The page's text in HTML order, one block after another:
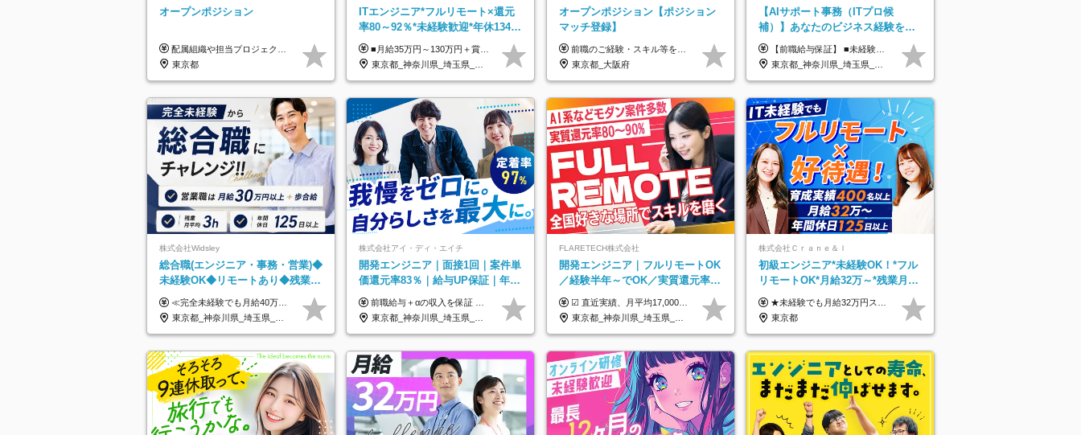
オープンポジション
配属組織や担当プロジェクトにより異なります。 ▼参考情報 ----------------------- 年俸650万～（1/12を月々支給） ※経験、能力を考慮の上、当社規定により優遇いたします。 ※時間外、休日出勤、深夜手当に対する賃金も基本年俸に含みます。
東京都
ITエンジニア*フルリモート×還元
率80～92％*未経験歓迎*年休134日
*月給35万～*定着率100%
■月給35万円～130万円＋賞与年2回＋各種手当 ※システムエンジニアの経験をお持ちの方は月給41万円以上＋賞与年2回（108万円～）＋手当 ■単価（年収）アップのチャンスは最大年12回 ※残業代は1分単位で100％全額支給。サービス残業などは一切ありません ※試用期間6ヵ月（試用期間中の待遇・給与に差はありません）
東京都_神奈川県_埼玉県_千葉県_大阪府_愛知県_北海道_青森県_岩手県_宮城県_秋田県_山形県_福島県_茨城県_栃木県_群馬県_新潟県_山梨県_長野県_富山県_石川県_福井県_静岡県_岐阜県_三重県_兵庫県_京都府_滋賀県_奈良県_和歌山県_広島県_岡山県_鳥取県_島根県_山口県_徳島県_香川県_愛媛県_高知県_福岡県_熊本県_佐賀県_長崎県_大分県_宮崎県_鹿児島県_沖縄県
オープンポジション【ポジション
マッチ登録】
前職のご経験・スキル等を考慮して決定します。
東京都_大阪府
【AIサポート事務（ITプロ候
補）】あなたのビジネス経験をAI
業界で活かす◆IT未経験OK◆目指
せるコンサル
【前職給与保証】 ■未経験者： 月給30万円～35万円 ■ローキャリア（経験目安1年程度）： 月給35万円～40万円 ■経験者（経験目安3年以上）： 月給40万円～60万円 ■即戦力（経験目安5年以上）： 月給45万円～80万円 ※上記金額には固定残業代30時間分 【未経験者5万5000円～7万3000円、 ローキャリア6万4000円～7万3000円、 経験者5万8000円～10万9000円、 即戦力8万2000円～14万5000円】を含みます。 ※30時間を超える場合は追加で全額支給します。 ※経験・能力・前職給与などを総合的に評価したうえでご納得いただけるよう個別決定。 未経験者の場合、前職給与とポテンシャルを査定のうえ決定いたします。 ※日本国内でのIT業界経験、または同等の実務経験と能力に応じて決定します。 ※前職給与は日本円かつ、日本国内での実績に基づき評価します。 【納得の評価システム】 ★クォーター毎に査定する評価制度導入！ 明確な評価基準で翌年度年収を上げましょう！ ★評価対象期間に在籍中のほとんどの社員が昇給し 年収アップを実現しています！ ★様々なインセンティブ制度を用意し多角的に正当評価しています！ ※試用期間6カ月（期間中の待遇等に差異なし）
東京都_神奈川県_埼玉県_千葉県
株式会社Widsley
総合職(エンジニア・事務・営業)◆
未経験OK◆リモートあり◆残業月
3h◆服装髪型自由
≪完全未経験でも月給40万円以上も可能です！≫ -------------- 【1】ITエンジニア 月給26万円～50万円＋プロジェクト手当＋資格手当 【2】IT事務、営業事務 月給26万円～50万円＋プロジェクト手当＋資格手当 ≪【1】【2】共通≫ ★上記給与には固定残業代20時間分(月3万719円～)を含みます。残業が超過した場合は、追加支給します(残業は月平均3時間とほぼ発生しません。残業がなくても、固定残業代は支給されます) ★試用期間6ヵ月あり（期間中は月給23万1000円～。固定残業代20時間分3万719円～を含む／超過分は別途支給） -------------- 【3】SES営業、SaaS営業 月給30万円以上＋インセンティブ＋各種手当 ★上記給与には固定残業代45時間分(月7万6967円～)を含みます。残業が超過した場合は、追加支給します(残業は月平均3時間とほぼ発生しません。残業がなくても、固定残業代は支給されます) ★試用期間6ヵ月あり(期間中も給与や福利厚生は同じです)
東京都_神奈川県_埼玉県_千葉県_大阪府_愛知県_北海道_青森県_岩手県_宮城県_秋田県_山形県_福島県_茨城県_栃木県_群馬県_新潟県_山梨県_長野県_富山県_石川県_福井県_静岡県_岐阜県_三重県_兵庫県_京都府_滋賀県_奈良県_和歌山県_広島県_岡山県_鳥取県_島根県_山口県_徳島県_香川県_愛媛県_高知県_福岡県_熊本県_佐賀県_長崎県_大分県_宮崎県_鹿児島県_沖縄県
株式会社アイ・ディ・エイチ
開発エンジニア｜面接1回｜案件単
価還元率83％｜給与UP保証｜年休
140日｜在宅利用率9割｜独立支
援・副業制度
前職給与＋αの収入を保証 月給42万円～120万円＋各種手当＋賞与 給与基準が明確かつ高還元です。 一人ひとりが安定した環境のもと、長く活躍できる職場を目指しています。 ※平均年収650万円 ・還元率83％ ・各種手当について 職能手当／職務手当／資格手当／営業手当 など ※前職での経験・能力、給与などを考慮の上、当社規定により優遇いたします ※試用期間あり（3ヶ月／期間中の条件に変動はありません） ※上記金額には固定残業代（78,948円～225,564円/月30時間分）を含みます 超過分は別途全額支給いたします ・年収UPを保証 過去には転職時に〈年収200万円UP〉したエンジニアも在籍しています。入社時だけでなく、入社後も安心の給与水準で働ける環境です。キャリアや技術力が正当に評価されていないと感じていたら、一度面接でお話ししましょう！ 当社では管理職の人数は最低限にし、無駄な管理をしません。その費用削減分を社員の給与に還元しています！
東京都_神奈川県_埼玉県_千葉県_大阪府_愛知県_北海道_青森県_岩手県_宮城県_秋田県_山形県_福島県_茨城県_栃木県_群馬県_新潟県_山梨県_長野県_富山県_石川県_福井県_静岡県_岐阜県_三重県_兵庫県_京都府_滋賀県_奈良県_和歌山県_広島県_岡山県_鳥取県_島根県_山口県_徳島県_香川県_愛媛県_高知県_福岡県_熊本県_佐賀県_長崎県_大分県_宮崎県_鹿児島県_沖縄県
FLARETECH株式会社
開発エンジニア｜フルリモートOK
／経験半年～でOK／実質還元率80
～90%／前給保証／AI系など最先
端案件多数
☑︎ 直近実績、月平均17,000円の昇給 ☑︎ 前職給与100%保証 ☑︎ 実質還元率80～90% ☑︎ 待機時も給与は満額支給 月給35万円～70万円＋交通費など各種手当 ※想定年収：4,200,000円～10,560,000円 ※経験・能力等を考慮の上で決定します。 ※上記金額には、みなし残業手当（50時間分・104,000円～212,000円）を含みます。超過分は別途追加支給します。 ┗残業時間は月平均10時間、多い時でも20時間程度と安定しております ★単価連動型の給与体系ではないため、万が一待機になってもその間の給与は満額支給しています。 ＜1年間の昇給事例をご紹介！＞ ・20代/フロントエンドエンジニア：月給274,000円→月給362,000円（＋88,000円/月） ・20代/iOSエンジニア：月給237,000円→月給287,000円（＋50,000円/月） ・20代/Androidエンジニア：月給316,000円→月給374,000円（＋58,000円/月） ・30代/Javaエンジニア（上流）：月給340,000円→月給418,000円（＋78,000円/月） ・30代/PMO：月給340,000円→月給418,000円（＋78,000円/月）
東京都_神奈川県_埼玉県_千葉県_大阪府_愛知県_北海道_青森県_岩手県_宮城県_秋田県_山形県_福島県_茨城県_栃木県_群馬県_新潟県_山梨県_長野県_富山県_石川県_福井県_静岡県_岐阜県_三重県_兵庫県_京都府_滋賀県_奈良県_和歌山県_広島県_岡山県_鳥取県_島根県_山口県_徳島県_香川県_愛媛県_高知県_福岡県_熊本県_佐賀県_長崎県_大分県_宮崎県_鹿児島県_沖縄県
株式会社Ｃｒａｎｅ＆Ｉ
初級エンジニア*未経験OK！*フル
リモートOK*月給32万～*残業月
9.8h*1ヶ月の研修*資格取得率
100％
★未経験でも月給32万円スタート★ 月収32万円～35万円＋各種手当（資格手当だけで毎月15万の上乗せ実績あり！） ★資格手当豊富！1資格につき最大3万円支給 ★功績手当の導入で、毎月のお給与に上乗せで最大10万円支給している社員も！ ★1回の昇級で年収数十万UPも可 ★ゆくゆくは年収1000万以上も目指せる 年俸384万円～1,162万8,000円（12分割） ※経験・スキルを考慮の上決定します ※上記金額には固定残業代（月30h分・60,800円～66,500円）を含みます ※超過分は別途全額支給します ※試用期間2ヶ月間あり（その他待遇に差異はありません）
東京都